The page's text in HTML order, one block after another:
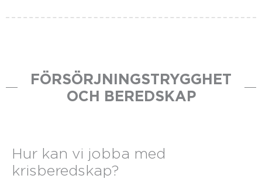
FÖRSÖRJNINGSTRYGGHET
OCH BEREDSKAP
Hur kan vi jobba med
krisberedskap?